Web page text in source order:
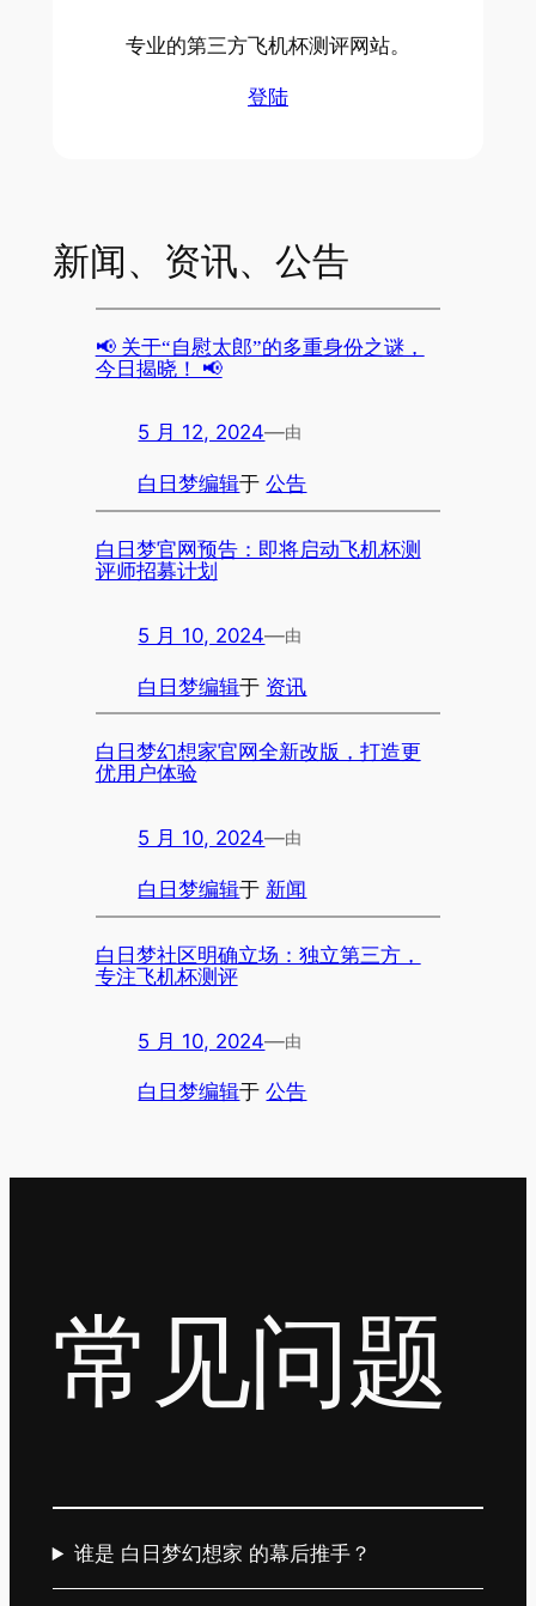
专业的第三方飞机杯测评网站。
登陆
新闻、资讯、公告
📢 关于“自慰太郎”的多重身份之谜，
今日揭晓！ 📢
5 月 12, 2024—由
白日梦编辑于公告
白日梦官网预告：即将启动飞机杯测
评师招募计划
5 月 10, 2024—由
白日梦编辑于 资讯
白日梦幻想家官网全新改版，打造更
优用户体验
5 月 10, 2024—由
白日梦编辑于 新闻
白日梦社区明确立场：独立第三方，
专注飞机杯测评
5 月 10, 2024—由
白日梦编辑于公告
常见问题
谁是 白日梦幻想家 的幕后推手？